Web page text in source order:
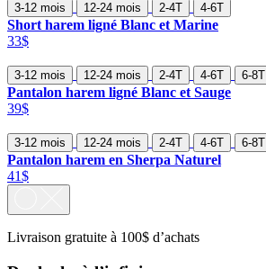
3-12 mois 12-24 mois 2-4T 4-6T
Short harem ligné Blanc et Marine
33$
3-12 mois 12-24 mois 2-4T 4-6T 6-8T
Pantalon harem ligné Blanc et Sauge
39$
3-12 mois 12-24 mois 2-4T 4-6T 6-8T
Pantalon harem en Sherpa Naturel
41$
Livraison gratuite à 100$ d’achats